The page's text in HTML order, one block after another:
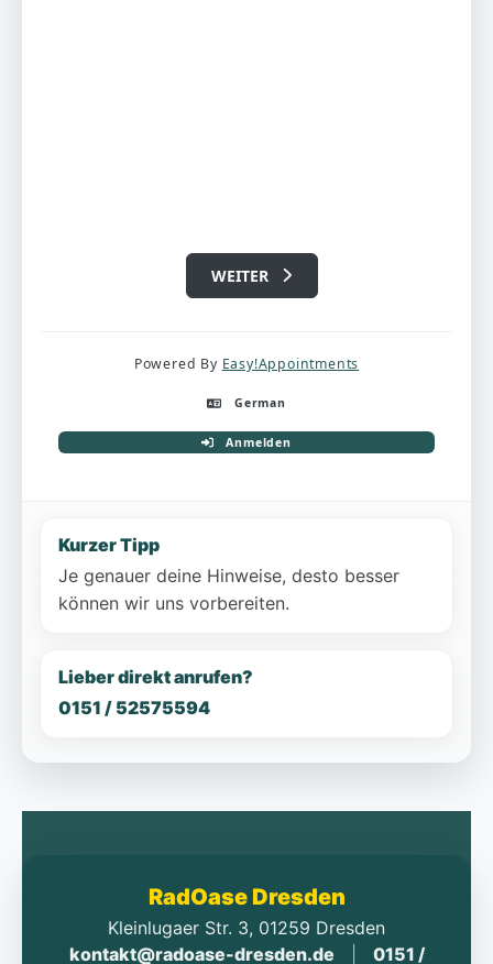
Kurzer Tipp
Je genauer deine Hinweise, desto besser
können wir uns vorbereiten.
Lieber direkt anrufen?
0151 / 52575594
RadOase Dresden
Kleinlugaer Str. 3, 01259 Dresden
kontakt@radoase-dresden.de
0151 /